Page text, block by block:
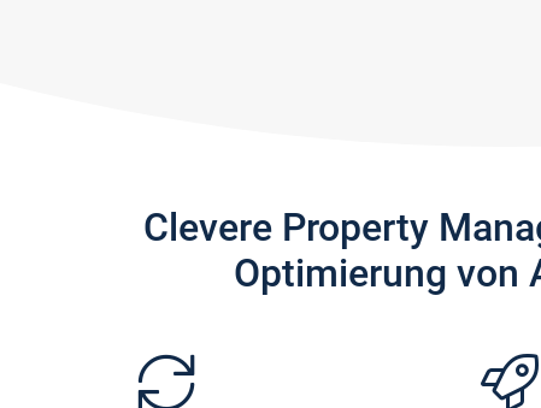
Clevere Property
Optimierung von